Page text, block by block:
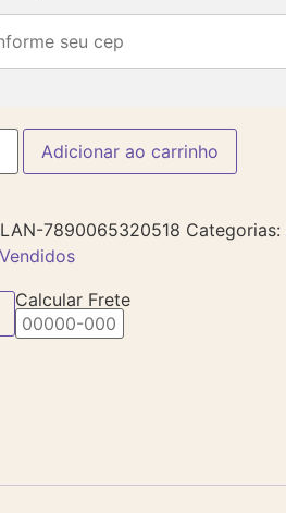
Adicionar ao carrinho
LAN-7890065320518 Categorias:
Calcular Frete